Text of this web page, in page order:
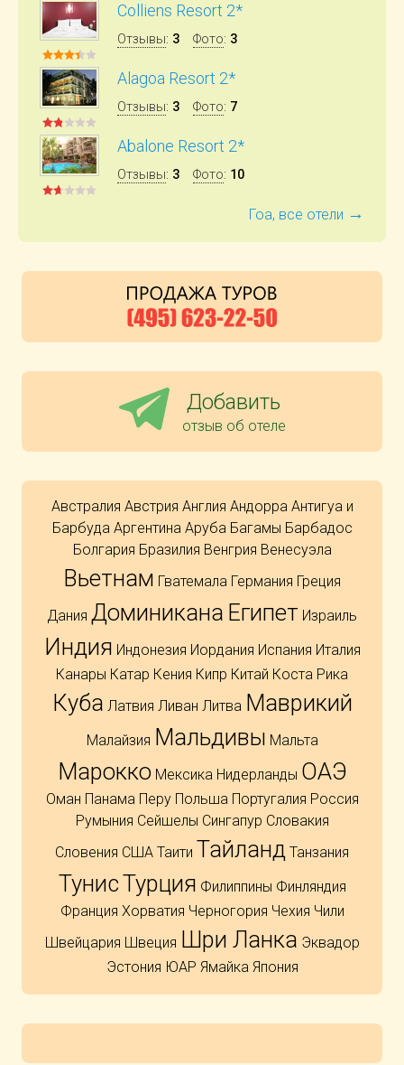
Colliens Resort 2*
Отзывы: 3 Фото: 3
Alagoa Resort 2*
Отзывы: 3 Фото: 7
Abalone Resort 2*
Отзывы: 3 Фото: 10
Гоа, все отели →
Добавить
отзыв об отеле
Австралия Австрия Англия Андорра Антигуа и
Барбуда Аргентина Аруба Багамы Барбадос
Болгария Бразилия Венгрия Венесуэла
Вьетнам Гватемала Германия Греция
Дания Доминикана Египет Израиль
Индия Индонезия Иордания Испания Италия
Канары Катар Кения Кипр Китай Коста Рика
Куба Латвия Ливан Литва Маврикий
Малайзия Мальдивы Мальта
Марокко Мексика Нидерланды ОАЭ
Оман Панама Перу Польша Португалия Россия
Румыния Сейшелы Сингапур Словакия
Словения США Таити Тайланд Танзания
ТунисТурция Филиппины Финляндия
Франция Хорватия Черногория Чехия Чили
Швейцария Швеция Шри Ланка Эквадор
Эстония ЮАР Ямайка Япония